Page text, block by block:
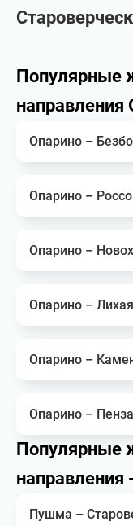
Популярные
направления
Опарино –
Опарино –
Опарино –
Опарино – Лихая
Опарино –
Опарино –
Популярные
направления
Пушма –